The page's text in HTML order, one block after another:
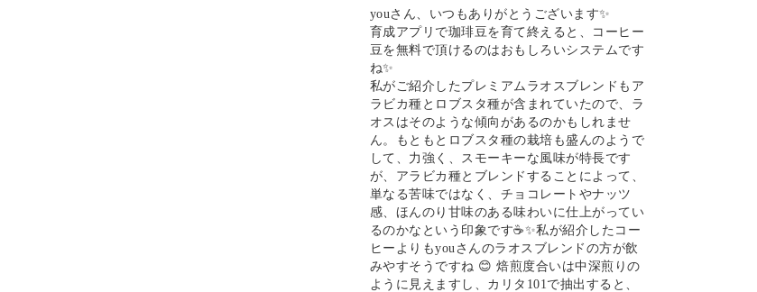
youさん、いつもありがとうございます✨
育成アプリで珈琲豆を育て終えると、コーヒー
豆を無料で頂けるのはおもしろいシステムです
ね✨
私がご紹介したプレミアムラオスブレンドもア
ラビカ種とロブスタ種が含まれていたので、ラ
オスはそのような傾向があるのかもしれませ
ん。もともとロブスタ種の栽培も盛んのようで
して、力強く、スモーキーな風味が特長です
が、アラビカ種とブレンドすることによって、
単なる苦味ではなく、チョコレートやナッツ
感、ほんのり甘味のある味わいに仕上がってい
るのかなという印象です☕✨私が紹介したコー
ヒーよりもyouさんのラオスブレンドの方が飲
みやすそうですね 😊 焙煎度合いは中深煎りの
ように見えますし、カリタ101で抽出すると、